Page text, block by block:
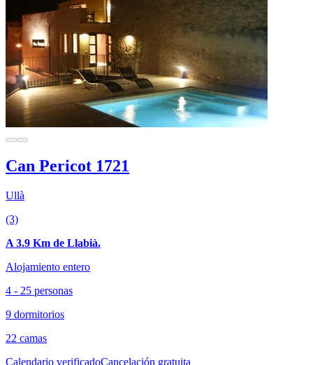
Can Pericot 1721
Ullà
(3)
A 3.9 Km de Llabià.
Alojamiento entero
4 - 25 personas
9 dormitorios
22 camas
Calendario verificadoCancelación gratuita